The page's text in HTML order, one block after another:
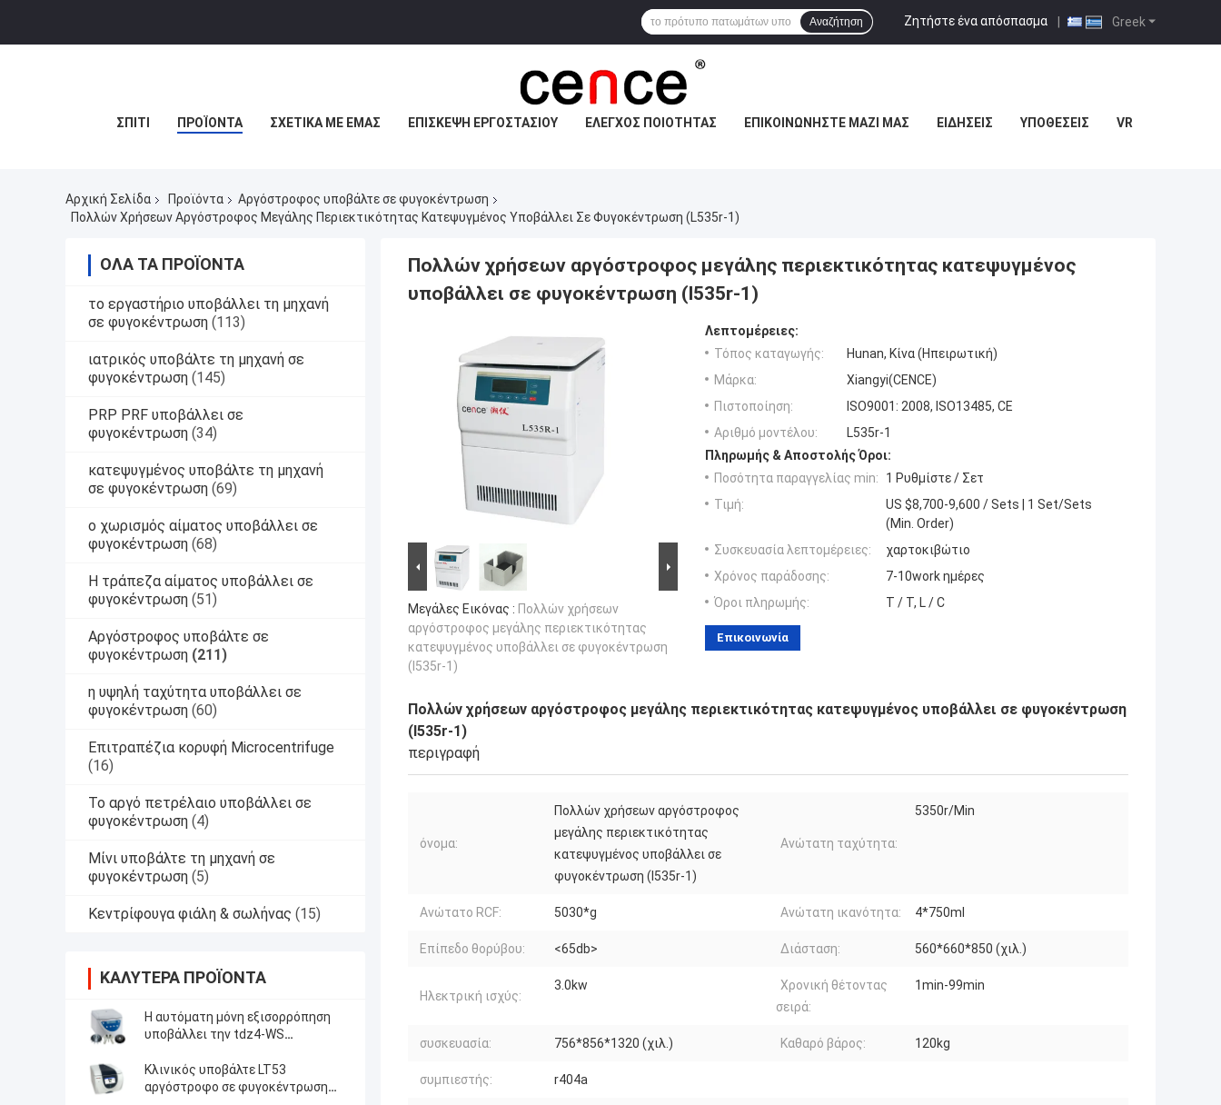
Greek
Ζητήστε ένα απόσπασμα |
Αναζήτηση
ΣΠΊΤΙ ΠΡΟΪΌΝΤΑ ΣΧΕΤΙΚΆ ΜΕ ΕΜΆΣ ΕΠΙΣΚΕΨΉ ΕΡΓΟΣΤΑΣΊΟΥ ΈΛΕΓΧΟΣ ΠΟΙΌΤΗΤΑΣ ΕΠΙΚΟΙΝΩΝΉΣΤΕ ΜΑΖΊ ΜΑΣ ΕΙΔΉΣΕΙΣ ΥΠΟΘΈΣΕΙΣ VR
Αρχική Σελίδα Προϊόντα
Αργόστροφος υποβάλτε σε φυγοκέντρωση
Πολλών Χρήσεων Αργόστροφος Μεγάλης Περιεκτικότητας Κατεψυγμένος Υποβάλλει Σε Φυγοκέντρωση (l535r-1)
ΌΛΑ ΤΑ ΠΡΟΪΌΝΤΑ
το εργαστήριο υποβάλλει τη μηχανή
σε φυγοκέντρωση (113)
ιατρικός υποβάλτε τη μηχανή σε
φυγοκέντρωση (145)
PRP PRF υποβάλλει σε
φυγοκέντρωση (34)
κατεψυγμένος υποβάλτε τη μηχανή
σε φυγοκέντρωση (69)
ο χωρισμός αίματος υποβάλλει σε
φυγοκέντρωση (68)
Η τράπεζα αίματος υποβάλλει σε
φυγοκέντρωση (51)
Αργόστροφος υποβάλτε σε
φυγοκέντρωση (211)
η υψηλή ταχύτητα υποβάλλει σε
φυγοκέντρωση (60)
Επιτραπέζια κορυφή Microcentrifuge
(16)
Το αργό πετρέλαιο υποβάλλει σε
φυγοκέντρωση (4)
Μίνι υποβάλτε τη μηχανή σε
φυγοκέντρωση (5)
Κεντρίφουγα φιάλη & σωλήνας (15)
ΚΑΛΎΤΕΡΑ ΠΡΟΪΌΝΤΑ
Η αυτόματη μόνη εξισορρόπηση
υποβάλλει την tdz4-WS
υποβάλλει
Κλινικός υποβάλτε LT53
αργόστροφο σε φυγοκέντρωση
Πολλών χρήσεων αργόστροφος μεγάλης περιεκτικότητας κατεψυγμένος
υποβάλλει σε φυγοκέντρωση (l535r-1)
Μεγάλες Εικόνας : Πολλών χρήσεων
αργόστροφος μεγάλης περιεκτικότητας
κατεψυγμένος υποβάλλει σε φυγοκέντρωση
(l535r-1)
Λεπτομέρειες:
Τόπος καταγωγής:
Hunan, Κίνα (Ηπειρωτική)
Μάρκα:
Xiangyi(CENCE)
Πιστοποίηση:
ISO9001: 2008, ISO13485, CE
Αριθμό μοντέλου:
L535r-1
Πληρωμής & Αποστολής Όροι:
Ποσότητα παραγγελίας min:
1 Ρυθμίστε / Σετ
Τιμή:
US $8,700-9,600 / Sets | 1 Set/Sets
(Min. Order)
Συσκευασία λεπτομέρειες:
χαρτοκιβώτιο
Χρόνος παράδοσης:
7-10work ημέρες
Όροι πληρωμής:
T / T, L / C
Επικοινωνία
Πολλών χρήσεων αργόστροφος μεγάλης περιεκτικότητας κατεψυγμένος υποβάλλει σε φυγοκέντρωση
(l535r-1)
περιγραφή
όνομα:
Πολλών χρήσεων αργόστροφος
μεγάλης περιεκτικότητας
κατεψυγμένος υποβάλλει σε
φυγοκέντρωση (l535r-1)
Ανώτατη ταχύτητα:
5350r/Min
Ανώτατο RCF: 5030*g Ανώτατη ικανότητα: 4*750ml
Επίπεδο θορύβου: <65db> Διάσταση: 560*660*850 (χιλ.)
Ηλεκτρική ισχύς:
3.0kw
Χρονική θέτοντας
σειρά:
1min-99min
συσκευασία: 756*856*1320 (χιλ.) Καθαρό βάρος: 120kg
συμπιεστής: r404a